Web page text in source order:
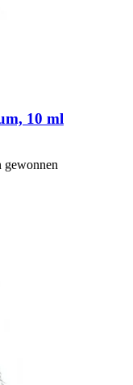
10 ml
gewonnen